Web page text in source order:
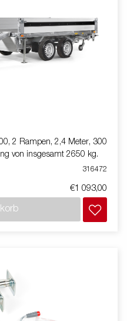
2 Rampen, 2,4 Meter, 300
von insgesamt 2650 kg.
316472
€1 093,00